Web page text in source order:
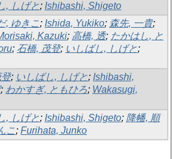
, しげと; Ishibashi, Shigeto
, ゆきこ; Ishida, Yukiko; 森先, 一貴;
Kazuki; 高橋, 透; たかはし, と
; 石橋, 茂登; いしばし, しげと;
; いしばし, しげと; Ishibashi,
; わかすぎ, ともひろ; Wakasugi,
, しげと; Ishibashi, Shigeto; 降幡, 順
こ; Furihata, Junko